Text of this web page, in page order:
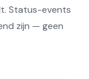
Status-events
zijn — geen